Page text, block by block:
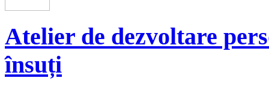
Atelier de dezvoltare
însuți